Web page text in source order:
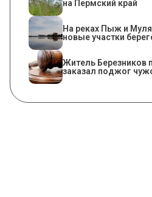
на Пермский край
На реках Пыж и
новые участки
Житель Березников
заказал поджог